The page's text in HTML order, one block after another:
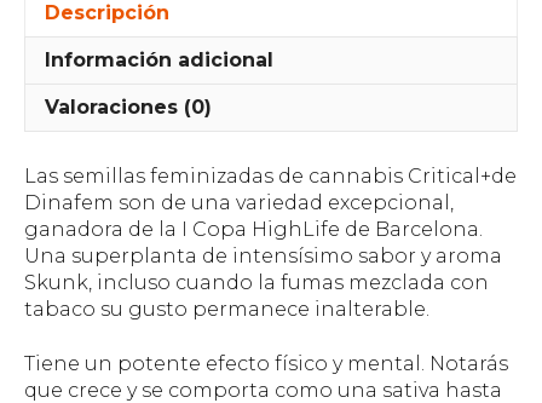
Descripción
Información adicional
Valoraciones (0)
Las semillas feminizadas de cannabis Critical+de
Dinafem son de una variedad excepcional,
ganadora de la I Copa HighLife de Barcelona.
Una superplanta de intensísimo sabor y aroma
Skunk, incluso cuando la fumas mezclada con
tabaco su gusto permanece inalterable.
Tiene un potente efecto físico y mental. Notarás
que crece y se comporta como una sativa hasta